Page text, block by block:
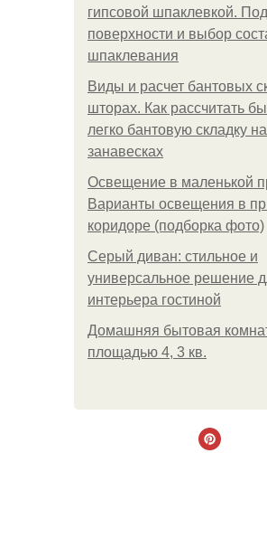
гипсовой шпаклевкой.
поверхности и выбор
шпаклевания
Виды и расчет бантовых
шторах. Как рассчитать
легко бантовую складку на
занавесках
Освещение в маленькой
Варианты освещения в
коридоре (подборка фото)
Серый диван: стильное и
универсальное решение
интерьера гостиной
Домашняя бытовая
площадью 4, 3 кв.